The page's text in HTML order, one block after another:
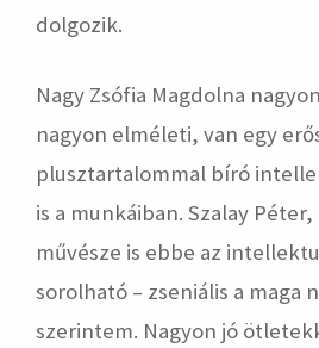
dolgozik.
Nagy Zsófia Magdolna
nagyon elméleti, van egy
plusztartalommal bíró
is a munkáiban. Szalay Péter,
művésze is ebbe az
sorolható – zseniális a maga
szerintem. Nagyon jó